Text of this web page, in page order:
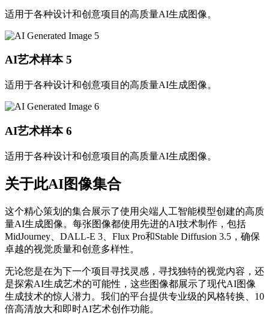
适用于各种设计和创意项目的高质量AI生成图像。
AI艺术样本 5
适用于各种设计和创意项目的高质量AI生成图像。
AI艺术样本 6
适用于各种设计和创意项目的高质量AI生成图像。
关于此AI图像集合
这个精心策划的集合展示了使用尖端人工智能模型创建的高质
量AI生成图像。每张图像都使用先进的AI技术制作，包括
MidJourney、DALL-E 3、Flux Pro和Stable Diffusion 3.5，确保
卓越的视觉质量和创意多样性。
无论您是在为下一个项目寻找灵感，寻找独特的视觉内容，还
是探索AI生成艺术的可能性，这些图像都展示了现代AI图像
生成技术的惊人潜力。我们的平台提供专业级的风格转换、10
倍高清放大和即时AI艺术创作功能。